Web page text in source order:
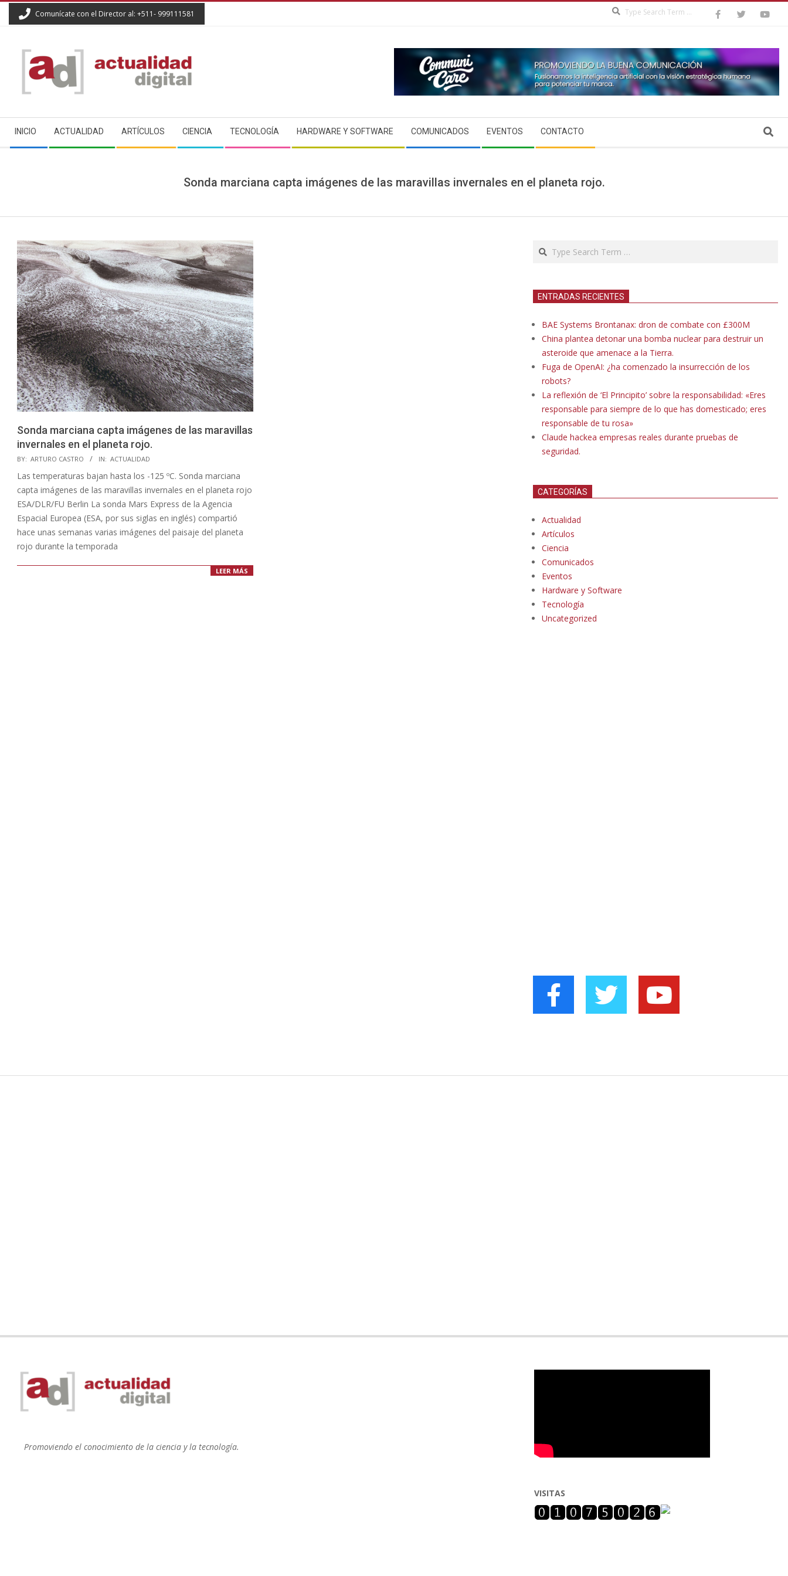
Comunícate con el Director al: +511- 999111581
ACTUALIDAD
DIGITAL
Navigation
Menu
INICIO ACTUALIDAD ARTÍCULOS CIENCIA TECNOLOGÍA HARDWARE Y SOFTWARE COMUNICADOS EVENTOS CONTACTO Search
Sonda marciana capta imágenes de las maravillas invernales en el planeta rojo.
Sonda marciana capta imágenes de las maravillas
invernales en el planeta rojo.
2025-
01-
15
BY: ARTURO CASTRO IN: ACTUALIDAD
Las temperaturas bajan hasta los -125 ºC. Sonda marciana
capta imágenes de las maravillas invernales en el planeta rojo
ESA/DLR/FU Berlin La sonda Mars Express de la Agencia
Espacial Europea (ESA, por sus siglas en inglés) compartió
hace unas semanas varias imágenes del paisaje del planeta
rojo durante la temporada
LEER MÁS
Search
ENTRADAS RECIENTES
BAE Systems Brontanax: dron de combate con £300M
China plantea detonar una bomba nuclear para destruir un
asteroide que amenace a la Tierra.
Fuga de OpenAI: ¿ha comenzado la insurrección de los
robots?
La reflexión de ‘El Principito’ sobre la responsabilidad: «Eres
responsable para siempre de lo que has domesticado; eres
responsable de tu rosa»
Claude hackea empresas reales durante pruebas de
seguridad.
CATEGORÍAS
Actualidad
Artículos
Ciencia
Comunicados
Eventos
Hardware y Software
Tecnología
Uncategorized
Promoviendo el conocimiento de la ciencia y la tecnología.
VISITAS